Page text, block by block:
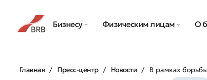
Бизнесу Физическим лицам О
Главная Пресс-центр Новости
В рамках